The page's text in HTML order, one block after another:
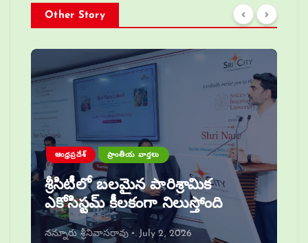
Other Story
ఆంధ్రప్రదేశ్ ప్రాంతీయ వార్తలు
శ్రీసిటీలో బలమైన పారిశ్రామిక
ఎకోసిస్టమ్ కీలకంగా నిలుస్తోంది
నన్నూరు శ్రీనివాసరావు July 2, 2026